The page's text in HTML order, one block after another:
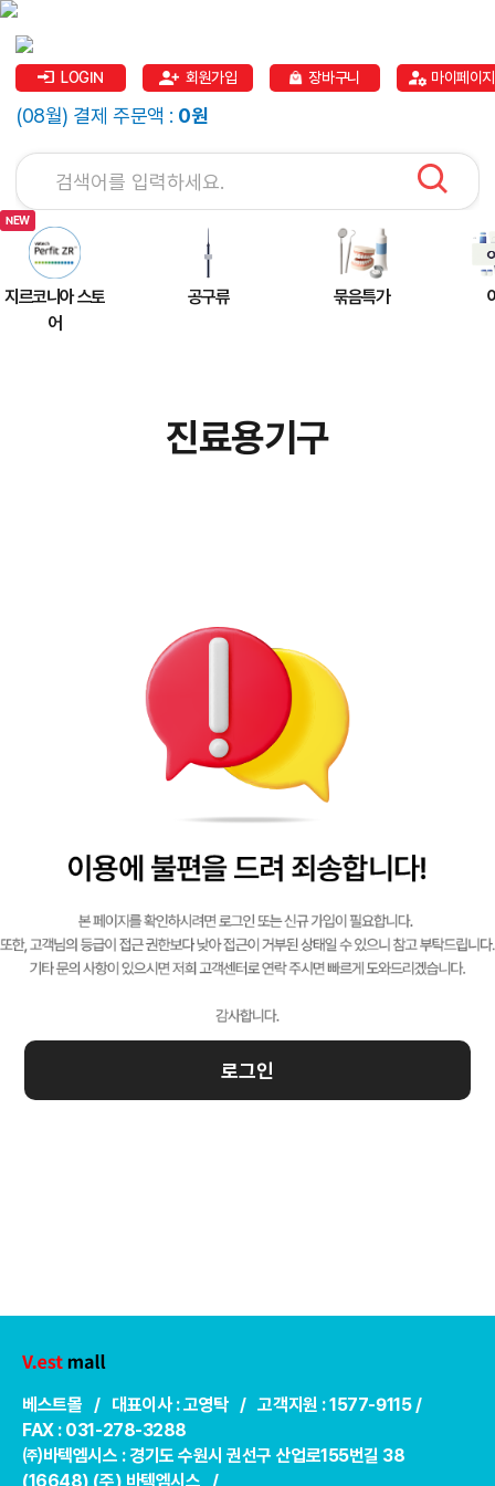
LOGIN 회원가입 장바구니 마이페이지
(08월) 결제 주문액 : 0원
지르코니아 스토
어
공구류 묶음특가
진료용기구
로그인
베스트몰 / 대표이사 : 고영탁 / 고객지원 : 1577-9115 /
FAX : 031-278-3288
㈜바텍엠시스 : 경기도 수원시 권선구 산업로155번길 38
(16648) (주) 바텍엠시스 /